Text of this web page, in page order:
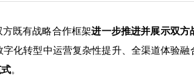
方既有战略合作框架进一步推进并展示双方
化转型中运营复杂性提升、全渠道体验
。